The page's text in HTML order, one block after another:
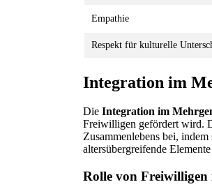
Empathie
Respekt für kulturelle
Integration im
Die Integration im
Freiwilligen gefördert wird.
Zusammenlebens bei,
altersübergreifende
Rolle von Freiwilligen